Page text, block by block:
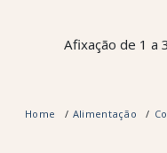
Afixação de 1 a
Home Alimentação